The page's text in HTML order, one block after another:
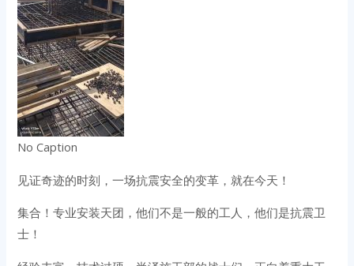
No Caption
见证奇迹的时刻，一场抗震安全的变革，就在今天！
集合！专业安装天团，他们不是一般的工人，他们是抗震卫
士！